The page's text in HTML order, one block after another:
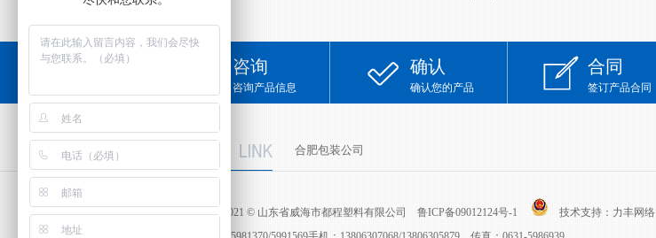
咨询
咨询产品信息
确认
确认您的产品
合同
签订产品合同
合肥包装公司
版权所有 2020-2021 © 山东省威海市都程塑料有限公司 鲁ICP备09012124号-1 技术支持： 力丰网络